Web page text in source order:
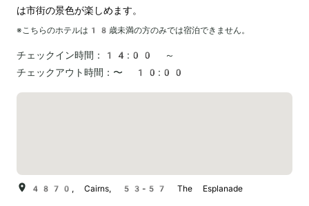
は市街の景色が楽しめます。
※こちらのホテルは 18 歳未満の方のみでは宿泊できません。
チェックイン時間：
14:00 ～
チェックアウト時間： 〜 10:00
4870, Cairns, 53-57 The Esplanade